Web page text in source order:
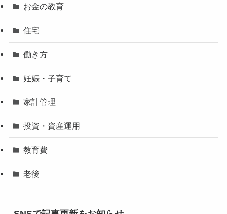
お金の教育
住宅
働き方
妊娠・子育て
家計管理
投資・資産運用
教育費
老後